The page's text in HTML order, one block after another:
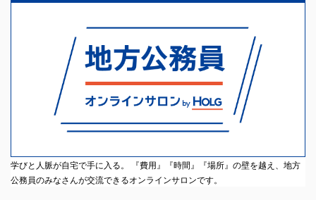
学びと人脈が自宅で手に入る。 『費用』『時間』『場所』の壁を越え、地方
公務員のみなさんが交流できるオンラインサロンです。